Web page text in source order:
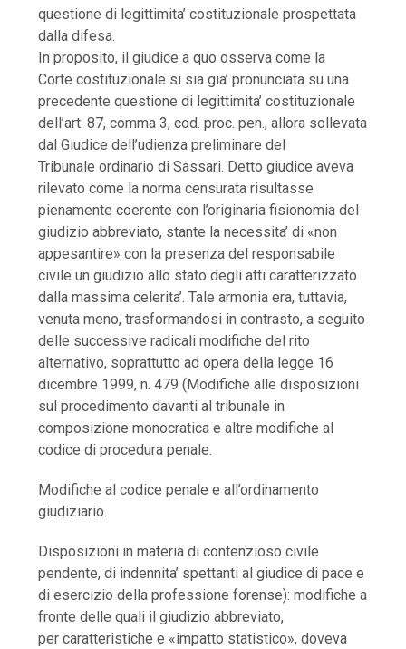
questione di legittimita’ costituzionale prospettata
dalla difesa.
In proposito, il giudice a quo osserva come la
Corte costituzionale si sia gia’ pronunciata su una
precedente questione di legittimita’ costituzionale
dell’art. 87, comma 3, cod. proc. pen., allora sollevata
dal Giudice dell’udienza preliminare del
Tribunale ordinario di Sassari. Detto giudice aveva
rilevato come la norma censurata risultasse
pienamente coerente con l’originaria fisionomia del
giudizio abbreviato, stante la necessita’ di «non
appesantire» con la presenza del responsabile
civile un giudizio allo stato degli atti caratterizzato
dalla massima celerita’. Tale armonia era, tuttavia,
venuta meno, trasformandosi in contrasto, a seguito
delle successive radicali modifiche del rito
alternativo, soprattutto ad opera della legge 16
dicembre 1999, n. 479 (Modifiche alle disposizioni
sul procedimento davanti al tribunale in
composizione monocratica e altre modifiche al
codice di procedura penale.
Modifiche al codice penale e all’ordinamento
giudiziario.
Disposizioni in materia di contenzioso civile
pendente, di indennita’ spettanti al giudice di pace e
di esercizio della professione forense): modifiche a
fronte delle quali il giudizio abbreviato,
per caratteristiche e «impatto statistico», doveva